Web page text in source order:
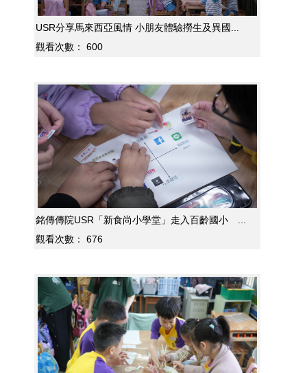
USR分享馬來西亞風情 小朋友體驗撈生及異國...
觀看次數：
600
銘傳傳院USR「新食尚小學堂」走入百齡國小 ...
觀看次數：
676